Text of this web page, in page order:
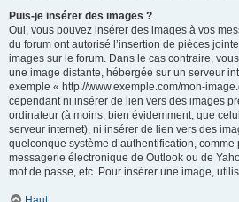
Puis-je insérer des images ?
Oui, vous pouvez insérer des images à vos
du forum ont autorisé l’insertion de pièces
images sur le forum. Dans le cas contraire,
une image distante, hébergée sur un serveur
exemple « http://www.exemple.com/mon-
cependant ni insérer de lien vers des images
ordinateur (à moins, bien évidemment, que
serveur internet), ni insérer de lien vers des
quelconque système d’authentification,
messagerie électronique de Outlook ou de
mot de passe, etc. Pour insérer une image,